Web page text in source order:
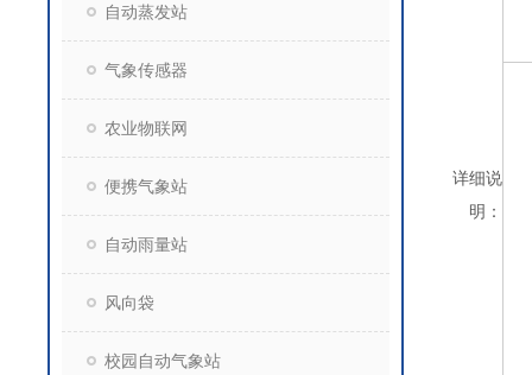
自动蒸发站
气象传感器
农业物联网
便携气象站
自动雨量站
风向袋
校园自动气象站
详细说
明：